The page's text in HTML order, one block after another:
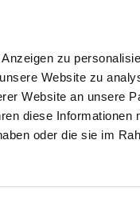
zu
Website zu
Website an unsere
diese
oder die sie im
Vollmilch
Produkte dennree